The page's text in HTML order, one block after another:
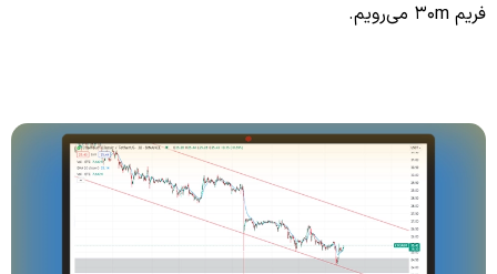
فریم 30m می‌رویم.